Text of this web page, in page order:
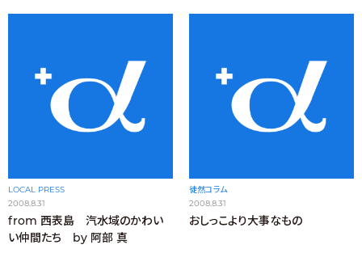
LOCAL PRESS
2008.8.31
from 西表島 汽水域のかわい
い仲間たち by 阿部 真
徒然コラム
2008.8.31
おしっこより大事なもの